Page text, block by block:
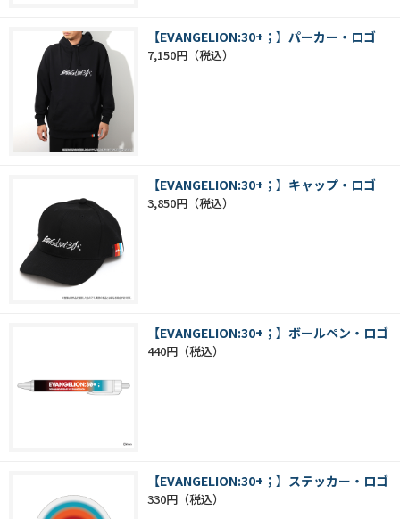
【EVANGELION:30+；】パーカー・ロゴ
7,150円
【EVANGELION:30+；】キャップ・ロゴ
3,850円
【EVANGELION:30+；】ボールペン・ロゴ
440円
【EVANGELION:30+；】ステッカー・ロゴ
330円